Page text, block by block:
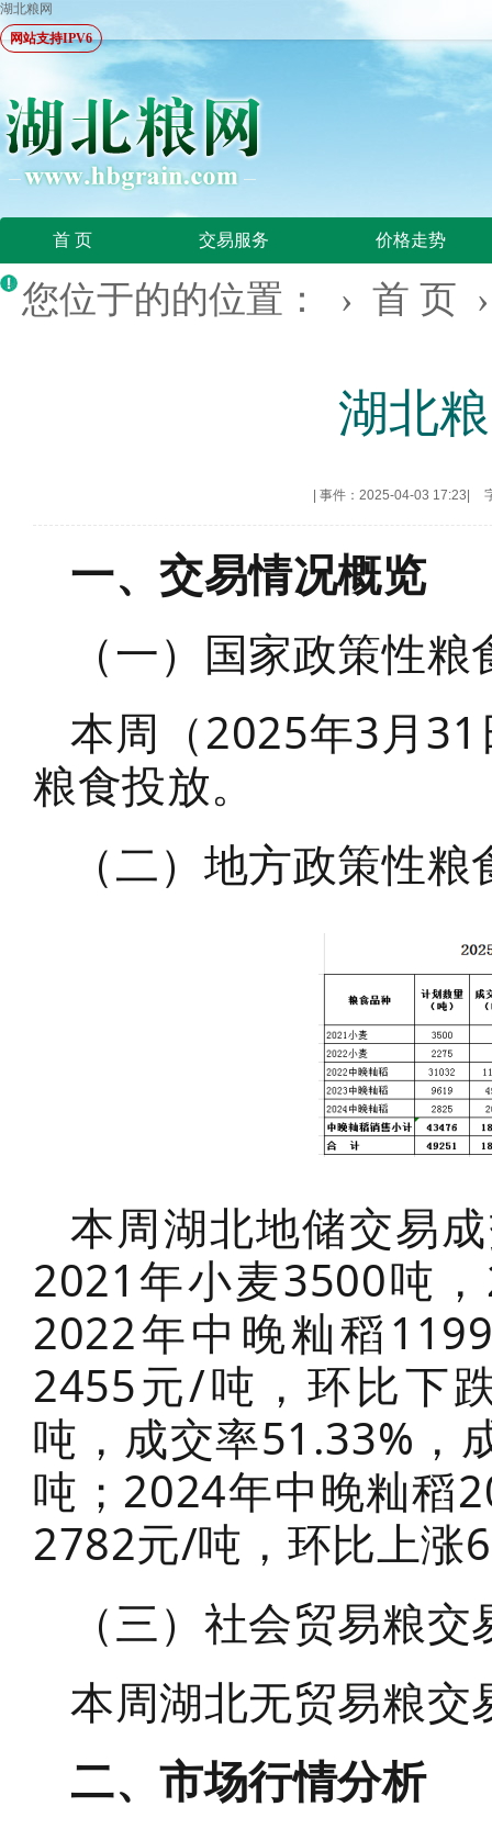
湖北粮网
网站支持IPV6
首 页 交易服务 价格走势
您位于的的位置： › 首 页
湖北
事件：2025-04-03 17:23
一、交易情况概览
（一）国家政策性
本周（2025年3月
粮食投放。
（二）地方政策性
本周湖北地储交易
2021年小麦3500吨
2022年中晚籼稻
2455元/吨，环比下
吨，成交率51.33%，
吨；2024年中晚籼稻
2782元/吨，环比上涨
（三）社会贸易粮交
本周湖北无贸易粮交
二、市场行情分析